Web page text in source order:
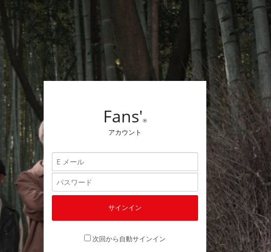
Fans'®
アカウント
次回から自動サインイン